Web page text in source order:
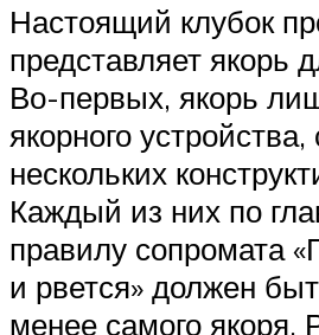
Настоящий клубок
представляет якорь
Во-первых, якорь
якорного
нескольких
Каждый из них по
правилу сопромата
и рвется» должен
менее самого якоря.